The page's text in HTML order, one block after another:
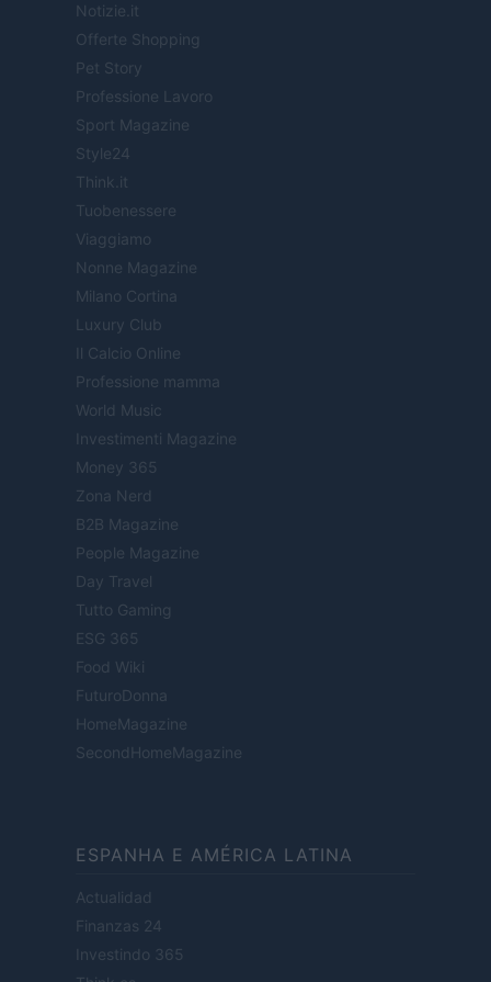
Notizie.it
Offerte Shopping
Pet Story
Professione Lavoro
Sport Magazine
Style24
Think.it
Tuobenessere
Viaggiamo
Nonne Magazine
Milano Cortina
Luxury Club
Il Calcio Online
Professione mamma
World Music
Investimenti Magazine
Money 365
Zona Nerd
B2B Magazine
People Magazine
Day Travel
Tutto Gaming
ESG 365
Food Wiki
FuturoDonna
HomeMagazine
SecondHomeMagazine
ESPANHA E AMÉRICA LATINA
Actualidad
Finanzas 24
Investindo 365